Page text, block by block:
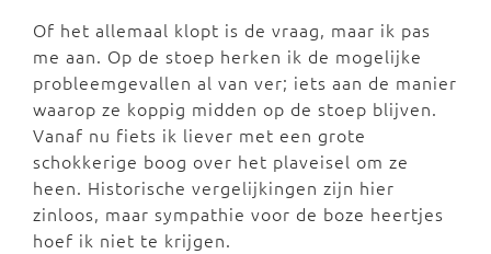
Of het allemaal klopt is de vraag, maar ik pas
me aan. Op de stoep herken ik de mogelijke
probleemgevallen al van ver; iets aan de manier
waarop ze koppig midden op de stoep blijven.
Vanaf nu fiets ik liever met een grote
schokkerige boog over het plaveisel om ze
heen. Historische vergelijkingen zijn hier
zinloos, maar sympathie voor de boze heertjes
hoef ik niet te krijgen.